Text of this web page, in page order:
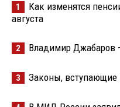
1
Как изменятся
августа
2 Владимир Джабаров
3 Законы, вступающие